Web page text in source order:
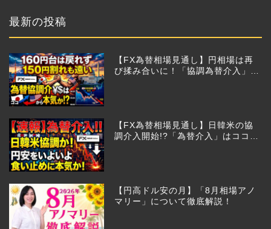
最新の投稿
【FX為替相場見通し】円相場は再
び揉み合いに！「協調為替介入」再
【FX為替相場見通し】日韓米の協
調介入開始!?「為替介入」はココか
【円高ドル安の月】「8月相場アノ
マリー」について徹底解説！